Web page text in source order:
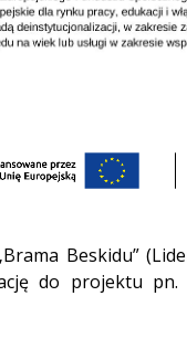
Beskidu”
do projektu pn.